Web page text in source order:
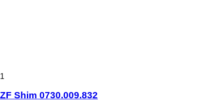
1
ZF Shim 0730.009.832